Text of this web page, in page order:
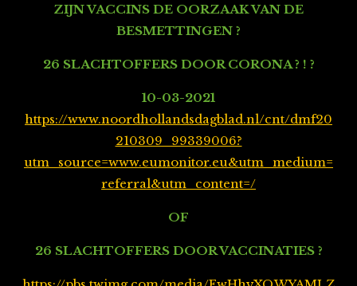
ZIJN VACCINS DE OORZAAK VAN DE
BESMETTINGEN ?
26 SLACHTOFFERS DOOR CORONA ? ! ?
10-03-2021
https://www.noordhollandsdagblad.nl/cnt/dmf20
210309_99339006?
utm_source=www.eumonitor.eu&utm_medium=
referral&utm_content=/
OF
26 SLACHTOFFERS DOOR VACCINATIES ?